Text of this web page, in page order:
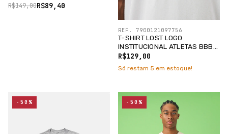
R$89,40
R$149,00
T-SHIRT LOST LOGO
INSTITUCIONAL ATLETAS BBB
/SILK PRETO
R$129,00
REF. 7900121097756
Só restam 5 em estoque!
-50% -50%